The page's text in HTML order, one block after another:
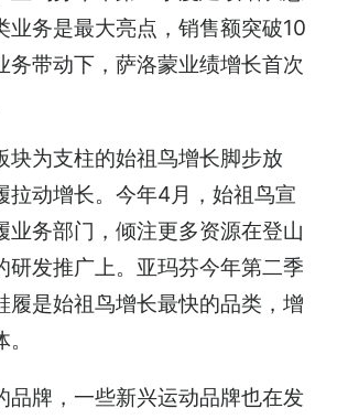
业务是最大亮点，销售额突破10
务带动下，萨洛蒙业绩增长首次
块为支柱的始祖鸟增长脚步放
拉动增长。今年4月，始祖鸟宣
业务部门，倾注更多资源在登山
研发推广上。亚玛芬今年第二季
履是始祖鸟增长最快的品类，增
品牌，一些新兴运动品牌也在发